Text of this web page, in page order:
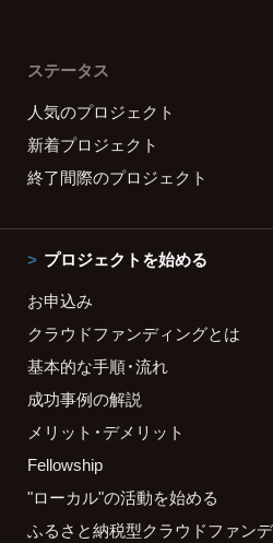
ステータス
人気のプロジェクト
新着プロジェクト
終了間際のプロジェクト
プロジェクトを始める
お申込み
クラウドファンディングとは
基本的な手順・流れ
成功事例の解説
メリット・デメリット
Fellowship
"ローカル"の活動を始める
ふるさと納税型クラウドファン